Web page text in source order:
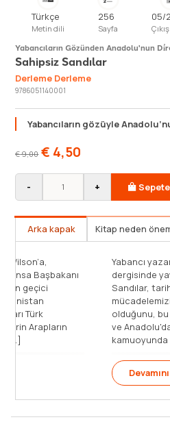
Türkçe
Metin dili
256
Sayfa
05/
Yabancıların Gözünden Anadolu'nun
Sahipsiz Sandılar
Derleme Derleme
9786051140001
Yabancıların gözüyle
€9,00 € 4,50
- +
Arka kapak Kitap neden
"Biz İzmir’e girmeden önce ABD
İngiltere Başbakanı Lloyd
Clemenceau’ya sorduğumuzda
olacağıyla ilgili bir şey
Başbakanı Elefterios Venizelos "Biz
egemenliğinden çıkarmak istiyoruz.
dillerini Kutsal Kitap’tan dahi